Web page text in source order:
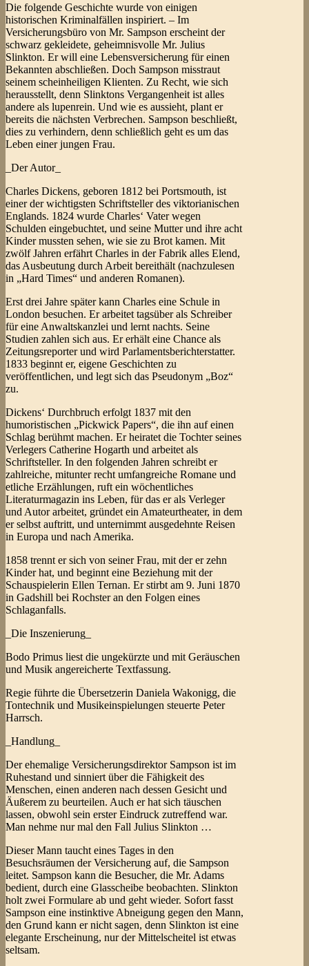
Die folgende Geschichte wurde von einigen
historischen Kriminalfällen inspiriert. – Im
Versicherungsbüro von Mr. Sampson erscheint der
schwarz gekleidete, geheimnisvolle Mr. Julius
Slinkton. Er will eine Lebensversicherung für einen
Bekannten abschließen. Doch Sampson misstraut
seinem scheinheiligen Klienten. Zu Recht, wie sich
herausstellt, denn Slinktons Vergangenheit ist alles
andere als lupenrein. Und wie es aussieht, plant er
bereits die nächsten Verbrechen. Sampson beschließt,
dies zu verhindern, denn schließlich geht es um das
Leben einer jungen Frau.
_Der Autor_
Charles Dickens, geboren 1812 bei Portsmouth, ist
einer der wichtigsten Schriftsteller des viktorianischen
Englands. 1824 wurde Charles‘ Vater wegen
Schulden eingebuchtet, und seine Mutter und ihre acht
Kinder mussten sehen, wie sie zu Brot kamen. Mit
zwölf Jahren erfährt Charles in der Fabrik alles Elend,
das Ausbeutung durch Arbeit bereithält (nachzulesen
in „Hard Times“ und anderen Romanen).
Erst drei Jahre später kann Charles eine Schule in
London besuchen. Er arbeitet tagsüber als Schreiber
für eine Anwaltskanzlei und lernt nachts. Seine
Studien zahlen sich aus. Er erhält eine Chance als
Zeitungsreporter und wird Parlamentsberichterstatter.
1833 beginnt er, eigene Geschichten zu
veröffentlichen, und legt sich das Pseudonym „Boz“
zu.
Dickens‘ Durchbruch erfolgt 1837 mit den
humoristischen „Pickwick Papers“, die ihn auf einen
Schlag berühmt machen. Er heiratet die Tochter seines
Verlegers Catherine Hogarth und arbeitet als
Schriftsteller. In den folgenden Jahren schreibt er
zahlreiche, mitunter recht umfangreiche Romane und
etliche Erzählungen, ruft ein wöchentliches
Literaturmagazin ins Leben, für das er als Verleger
und Autor arbeitet, gründet ein Amateurtheater, in dem
er selbst auftritt, und unternimmt ausgedehnte Reisen
in Europa und nach Amerika.
1858 trennt er sich von seiner Frau, mit der er zehn
Kinder hat, und beginnt eine Beziehung mit der
Schauspielerin Ellen Ternan. Er stirbt am 9. Juni 1870
in Gadshill bei Rochster an den Folgen eines
Schlaganfalls.
_Die Inszenierung_
Bodo Primus liest die ungekürzte und mit Geräuschen
und Musik angereicherte Textfassung.
Regie führte die Übersetzerin Daniela Wakonigg, die
Tontechnik und Musikeinspielungen steuerte Peter
Harrsch.
_Handlung_
Der ehemalige Versicherungsdirektor Sampson ist im
Ruhestand und sinniert über die Fähigkeit des
Menschen, einen anderen nach dessen Gesicht und
Äußerem zu beurteilen. Auch er hat sich täuschen
lassen, obwohl sein erster Eindruck zutreffend war.
Man nehme nur mal den Fall Julius Slinkton …
Dieser Mann taucht eines Tages in den
Besuchsräumen der Versicherung auf, die Sampson
leitet. Sampson kann die Besucher, die Mr. Adams
bedient, durch eine Glasscheibe beobachten. Slinkton
holt zwei Formulare ab und geht wieder. Sofort fasst
Sampson eine instinktive Abneigung gegen den Mann,
den Grund kann er nicht sagen, denn Slinkton ist eine
elegante Erscheinung, nur der Mittelscheitel ist etwas
seltsam.